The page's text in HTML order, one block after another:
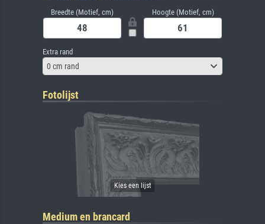
Breedte (Motief, cm) Hoogte (Motief, cm)
Extra rand
0 cm rand
Fotolijst
Medium en brancard